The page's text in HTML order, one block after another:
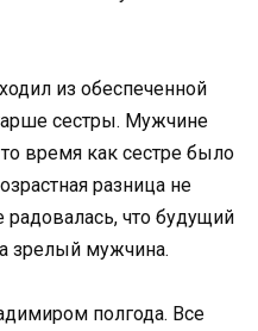
из обеспеченной
сестры. Мужчине
время как сестре было
разница не
что будущий
зрелый мужчина.
полгода. Все